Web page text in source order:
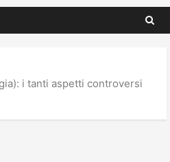
i tanti aspetti controversi